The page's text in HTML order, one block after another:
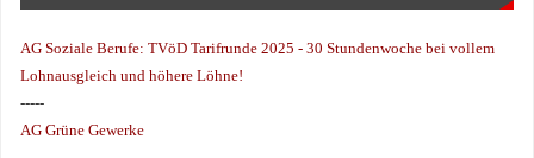
AG Soziale Berufe:TVöD Tarifrunde 2025 - 30 Stundenwoche bei vollem
Lohnausgleich und höhere Löhne!
-----
AG Grüne Gewerke